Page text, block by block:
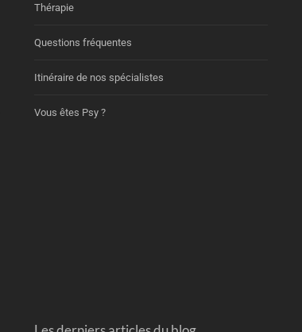
Thérapie
Questions fréquentes
Itinéraire de nos spécialistes
Vous êtes Psy ?